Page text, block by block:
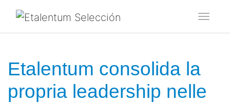
Etalentum consolida la
propria leadership nelle